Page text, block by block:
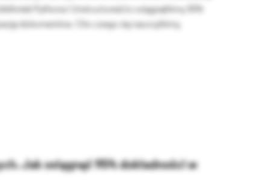
Pythona i Unstructured.io osiągnęliśmy 30%
dokumentów. Oto czego się nauczyliśmy.
Jak osiągnąć 95% dokładności w